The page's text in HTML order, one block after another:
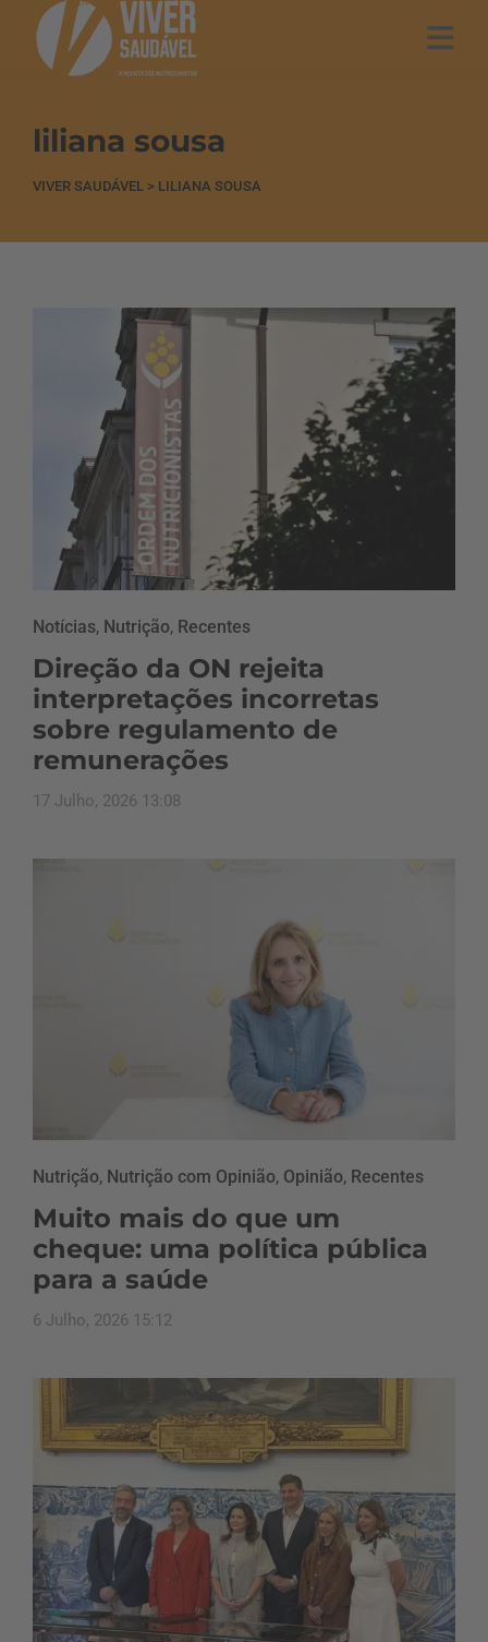
liliana sousa
VIVER SAUDÁVEL > LILIANA SOUSA
Notícias, Nutrição, Recentes
Direção da ON rejeita
interpretações incorretas
sobre regulamento de
remunerações
17 Julho, 2026 13:08
Nutrição, Nutrição com Opinião, Opinião, Recentes
Muito mais do que um
cheque: uma política pública
para a saúde
6 Julho, 2026 15:12